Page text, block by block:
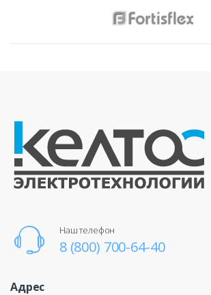
Наш телефон
8 (800) 700-64-40
Адрес